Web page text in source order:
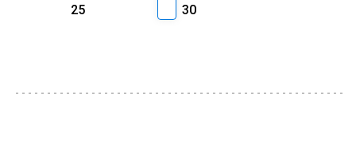
25
30